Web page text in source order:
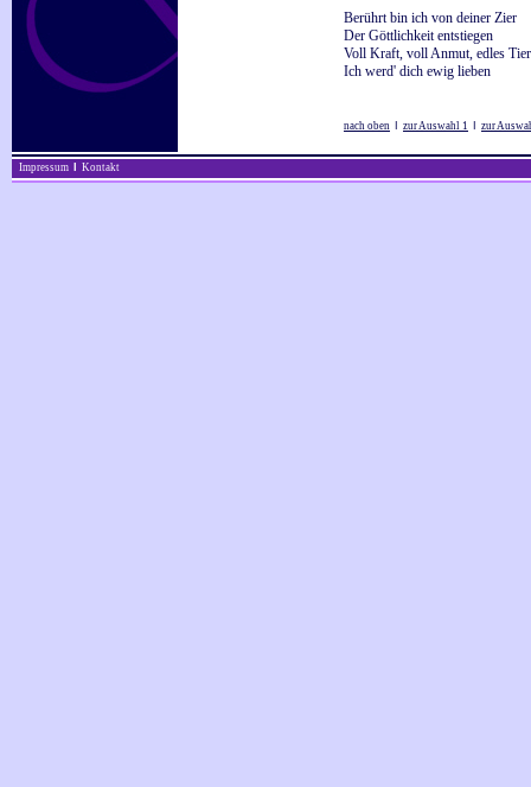
Berührt bin ich von deiner Zier
Der Göttlichkeit entstiegen
Voll Kraft, voll Anmut, edles Tier
Ich werd' dich ewig lieben
nach oben zur Auswahl 1 zur
Impressum Kontakt